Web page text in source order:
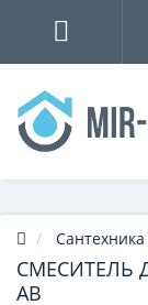
Сантехника
СМЕСИТЕЛЬ
AB